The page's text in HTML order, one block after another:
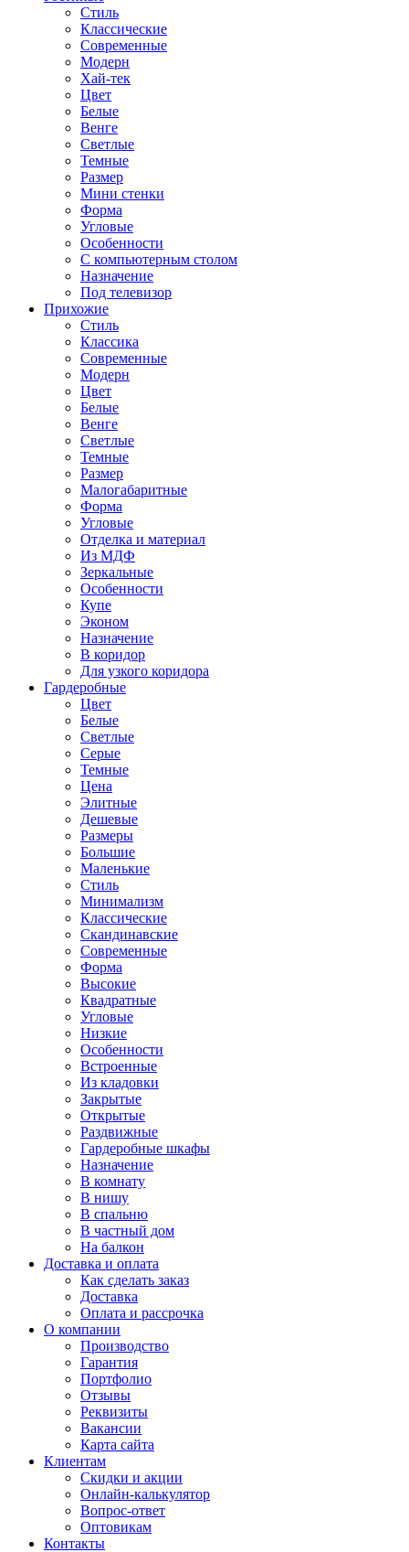
Стиль
Классические
Современные
Модерн
Хай-тек
Цвет
Белые
Венге
Светлые
Темные
Размер
Мини стенки
Форма
Угловые
Особенности
С компьютерным столом
Назначение
Под телевизор
Прихожие
Стиль
Классика
Современные
Модерн
Цвет
Белые
Венге
Светлые
Темные
Размер
Малогабаритные
Форма
Угловые
Отделка и материал
Из МДФ
Зеркальные
Особенности
Купе
Эконом
Назначение
В коридор
Для узкого коридора
Гардеробные
Цвет
Белые
Светлые
Серые
Темные
Цена
Элитные
Дешевые
Размеры
Большие
Маленькие
Стиль
Минимализм
Классические
Скандинавские
Современные
Форма
Высокие
Квадратные
Угловые
Низкие
Особенности
Встроенные
Из кладовки
Закрытые
Открытые
Раздвижные
Гардеробные шкафы
Назначение
В комнату
В нишу
В спальню
В частный дом
На балкон
Доставка и оплата
Как сделать заказ
Доставка
Оплата и рассрочка
О компании
Производство
Гарантия
Портфолио
Отзывы
Реквизиты
Вакансии
Карта сайта
Клиентам
Скидки и акции
Онлайн-калькулятор
Вопрос-ответ
Оптовикам
Контакты